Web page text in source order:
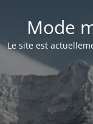
Mode
Le site est